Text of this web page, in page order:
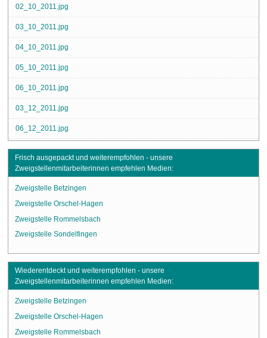
02_10_2011.jpg
03_10_2011.jpg
04_10_2011.jpg
05_10_2011.jpg
06_10_2011.jpg
03_12_2011.jpg
06_12_2011.jpg
Frisch ausgepackt und weiterempfohlen - unsere
Zweigstellenmitarbeiterinnen empfehlen Medien:
Zweigstelle Betzingen
Zweigstelle Orschel-Hagen
Zweigstelle Rommelsbach
Zweigstelle Sondelfingen
Wiederentdeckt und weiterempfohlen - unsere
Zweigstellenmitarbeiterinnen empfehlen Medien:
Zweigstelle Betzingen
Zweigstelle Orschel-Hagen
Zweigstelle Rommelsbach